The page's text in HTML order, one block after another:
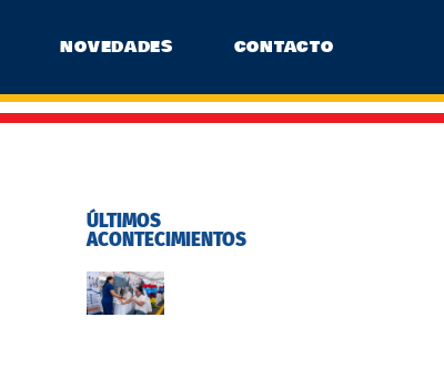
NOVEDADES CONTACTO
ÚLTIMOS
ACONTECIMIENTOS